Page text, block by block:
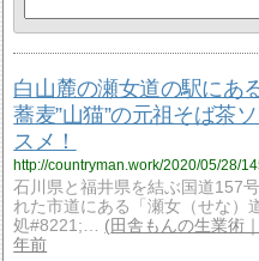
白山麓の瀬女道の駅にあ
蕎麦”山猫”の元祖そば茶
スメ！
石川県と福井県を結ぶ国道157
れた市道にある「瀬女（せな）
処#8221;…
田舎もんの生業術
年前